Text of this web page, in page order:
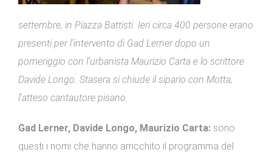
settembre, in Piazza Battisti. Ieri circa 400 persone erano
presenti per l’intervento di Gad Lerner dopo un
pomeriggio con l’urbanista Maurizio Carta e lo scrittore
Davide Longo. Stasera si chiude il sipario con Motta,
l’atteso cantautore pisano.
Gad Lerner, Davide Longo, Maurizio Carta: sono
questi i nomi che hanno arricchito il programma del